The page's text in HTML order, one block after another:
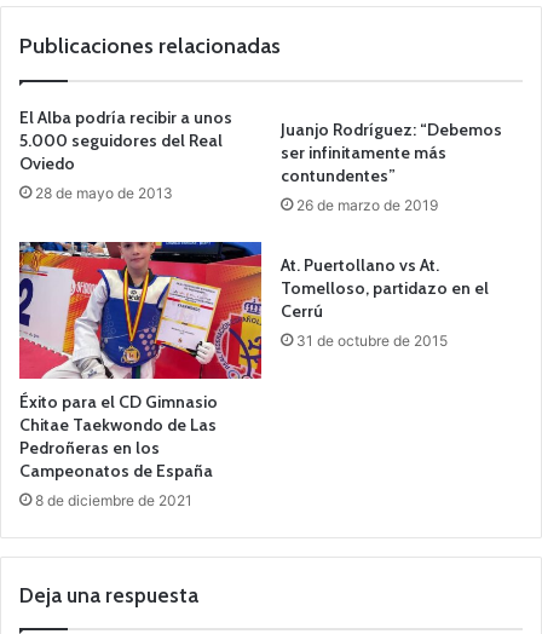
we
Publicaciones relacionadas
El Alba podría recibir a unos
5.000 seguidores del Real
Oviedo
28 de mayo de 2013
Juanjo Rodríguez: “Debemos
ser infinitamente más
contundentes”
26 de marzo de 2019
Éxito para el CD Gimnasio
Chitae Taekwondo de Las
Pedroñeras en los
Campeonatos de España
8 de diciembre de 2021
At. Puertollano vs At.
Tomelloso, partidazo en el
Cerrú
31 de octubre de 2015
Deja una respuesta